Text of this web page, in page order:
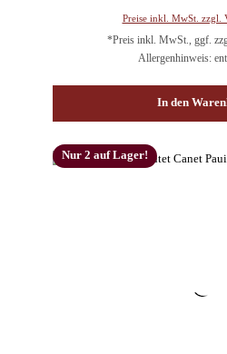
Preise inkl. MwSt. zzgl.
*Preis inkl. MwSt., ggf.
Allergenhinweis:
In den
Nur 2 auf Lager!